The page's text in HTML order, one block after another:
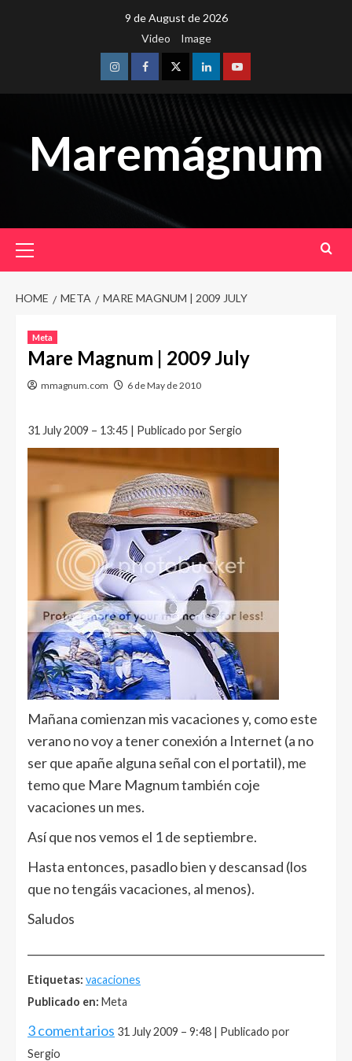
9 de August de 2026
Video
Image
InstagramFacebookTwitterLinkedinYoutube
Maremágnum
Menu
HOME META MARE MAGNUM | 2009 JULY
Meta
Mare Magnum | 2009 July
mmagnum.com 6 de May de 2010
31 July 2009 – 13:45 | Publicado por Sergio
Mañana comienzan mis vacaciones y, como este
verano no voy a tener conexión a Internet (a no
ser que apañe alguna señal con el portatil), me
temo que Mare Magnum también coje
vacaciones un mes.
Así que nos vemos el 1 de septiembre.
Hasta entonces, pasadlo bien y descansad (los
que no tengáis vacaciones, al menos).
Saludos
Etiquetas: vacaciones
Publicado en: Meta
3 comentarios 31 July 2009 – 9:48 | Publicado por
Sergio